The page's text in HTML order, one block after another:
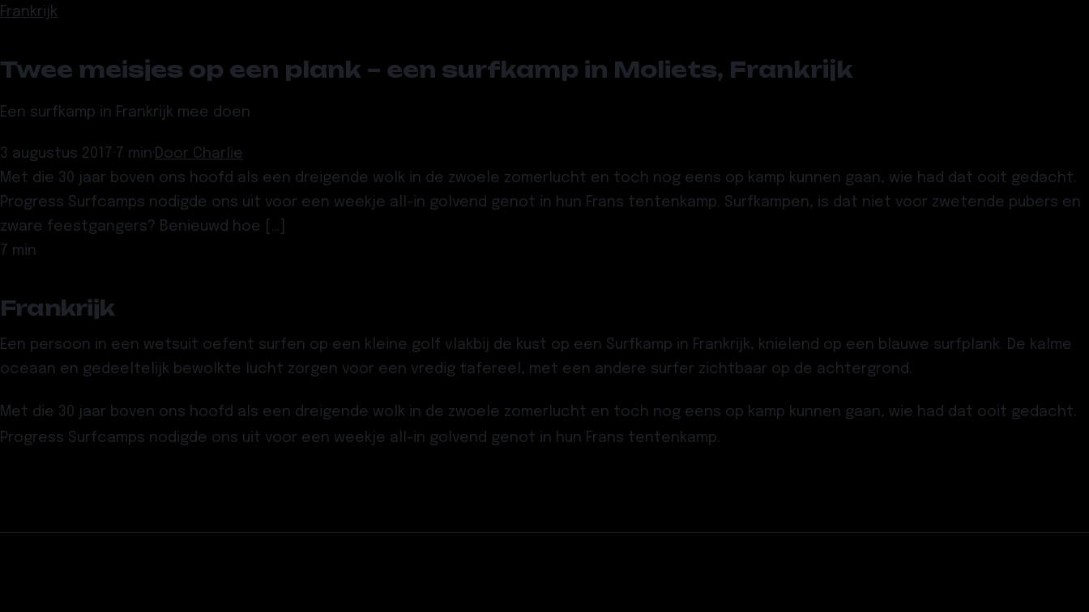
Frankrijk
Twee meisjes op een plank – een surfkamp in Moliets, Frankrijk
Een surfkamp in Frankrijk mee doen
3 augustus 2017· 7 min· Door Charlie
Met die 30 jaar boven ons hoofd als een dreigende wolk in de zwoele zomerlucht en toch nog eens op kamp kunnen gaan, wie had dat ooit gedacht.
Progress Surfcamps nodigde ons uit voor een weekje all-in golvend genot in hun Frans tentenkamp. Surfkampen, is dat niet voor zwetende pubers en
zware feestgangers? Benieuwd hoe […]
7 min
Frankrijk
Een persoon in een wetsuit oefent surfen op een kleine golf vlakbij de kust op een Surfkamp in Frankrijk, knielend op een blauwe surfplank. De kalme
oceaan en gedeeltelijk bewolkte lucht zorgen voor een vredig tafereel, met een andere surfer zichtbaar op de achtergrond.
Met die 30 jaar boven ons hoofd als een dreigende wolk in de zwoele zomerlucht en toch nog eens op kamp kunnen gaan, wie had dat ooit gedacht.
Progress Surfcamps nodigde ons uit voor een weekje all-in golvend genot in hun Frans tentenkamp.